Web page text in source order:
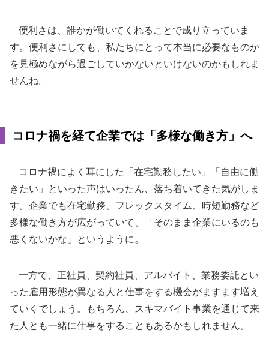
便利さは、誰かが働いてくれることで成り立っていま
す。便利さにしても、私たちにとって本当に必要なものか
を見極めながら過ごしていかないといけないのかもしれま
せんね。
コロナ禍を経て企業では「多様な働き方」へ
コロナ禍によく耳にした「在宅勤務したい」「自由に働
きたい」といった声はいったん、落ち着いてきた気がしま
す。企業でも在宅勤務、フレックスタイム、時短勤務など
多様な働き方が広がっていて、「そのまま企業にいるのも
悪くないかな」というように。
一方で、正社員、契約社員、アルバイト、業務委託とい
った雇用形態が異なる人と仕事をする機会がますます増え
ていくでしょう。もちろん、スキマバイト事業を通じて来
た人とも一緒に仕事をすることもあるかもしれません。